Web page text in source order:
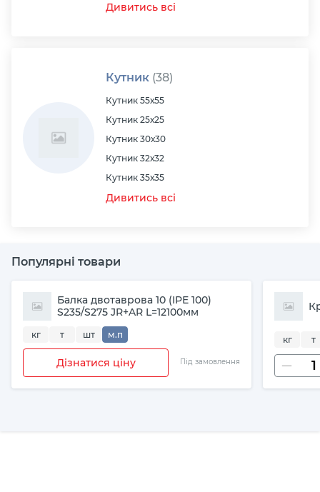
Дивитись всі
Кутник (38)
Кутник 55х55
Кутник 25х25
Кутник 30х30
Кутник 32х32
Кутник 35х35
Дивитись всі
Популярні товари
Балка двотаврова 10 (IPE 100)
S235/S275 JR+AR L=12100мм
кг т шт м.п
Дізнатися ціну Під замовлення
кг т